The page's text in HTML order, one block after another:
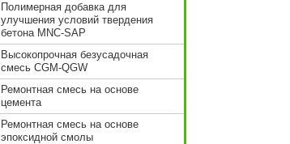
Полимерная добавка для
улучшения условий твердения
бетона MNC-SAP
Высокопрочная безусадочная
смесь CGM-QGW
Ремонтная смесь на основе
цемента
Ремонтная смесь на основе
эпоксидной смолы